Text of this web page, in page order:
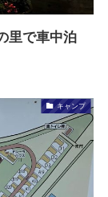
里で車中泊
キャンプ